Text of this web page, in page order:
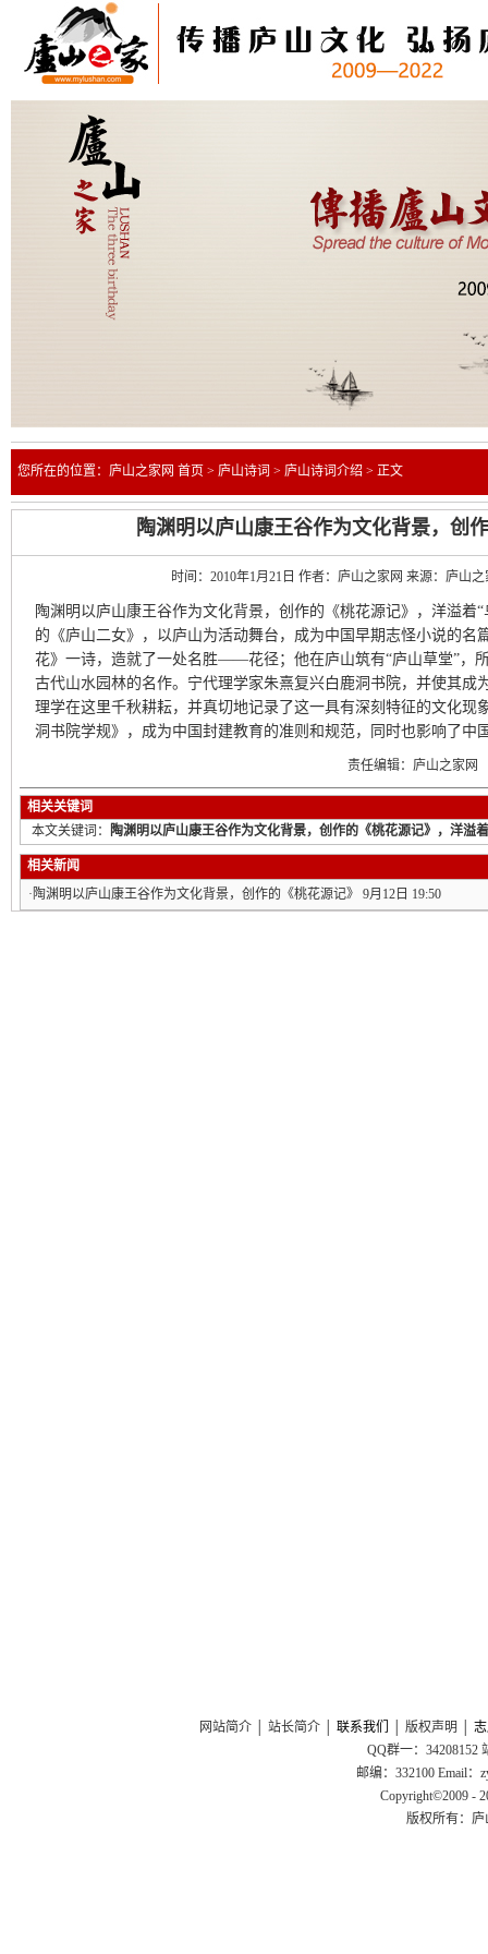
您所在的位置： 庐山之家网 首页 > 庐山诗词 > 庐山诗词介绍 > 正文
陶渊明以庐山康王谷作为文化背景，创
时间：2010年1月21日 作者：庐山之家网 来源：庐山
陶渊明以庐山康王谷作为文化背景，创作的《桃花源记》，洋溢着
的《庐山二女》，以庐山为活动舞台，成为中国早期志怪小说的名
花》一诗，造就了一处名胜——花径；他在庐山筑有“庐山草堂”，
古代山水园林的名作。宁代理学家朱熹复兴白鹿洞书院，并使其成
理学在这里千秋耕耘，并真切地记录了这一具有深刻特征的文化现
洞书院学规》，成为中国封建教育的准则和规范，同时也影响了中
责任编辑：庐山之家网
相关关键词
本文关键词：
陶渊明以庐山康王谷作为文化背景，创作的《桃花源记》，洋溢
相关新闻
· 陶渊明以庐山康王谷作为文化背景，创作的《桃花源记》 9月12日 19:50
网站简介│ 站长简介│ 联系我们 版权声明
QQ群一：34208152
邮编：332100 Email：
Copyright©2009 -
版权所有： 庐